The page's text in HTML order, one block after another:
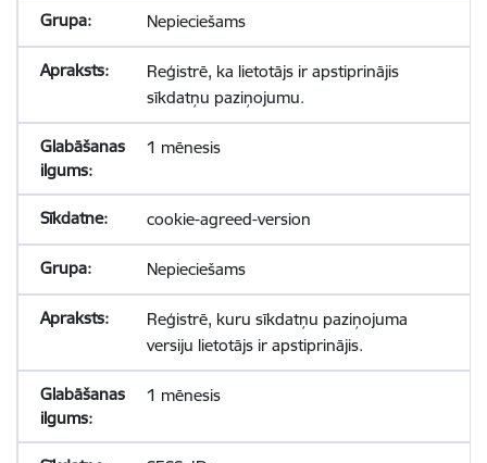
Nepieciešams
Reģistrē, ka lietotājs ir apstiprinājis
sīkdatņu paziņojumu.
1 mēnesis
cookie-agreed-version
Nepieciešams
Reģistrē, kuru sīkdatņu paziņojuma
versiju lietotājs ir apstiprinājis.
1 mēnesis